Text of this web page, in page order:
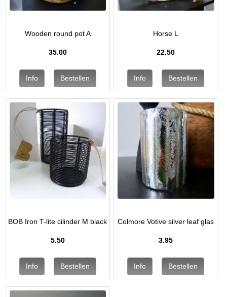
Wooden round pot A
35.00
Horse L
22.50
BOB Iron T-lite cilinder M black
5.50
Colmore Votive silver leaf glas
3.95